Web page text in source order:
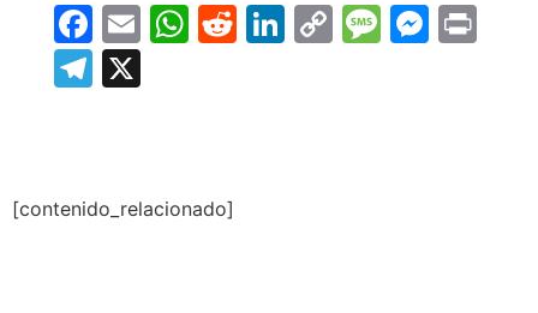
Facebook
EmailWhatsApp
RedditLinkedIn
CopyMessage
Telegram
[contenido_relacionado]